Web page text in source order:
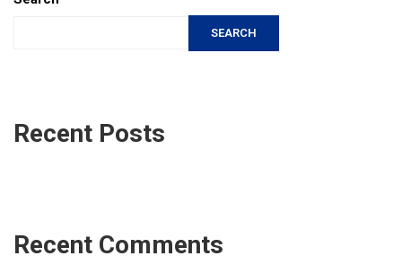
SEARCH
Recent Posts
Recent Comments